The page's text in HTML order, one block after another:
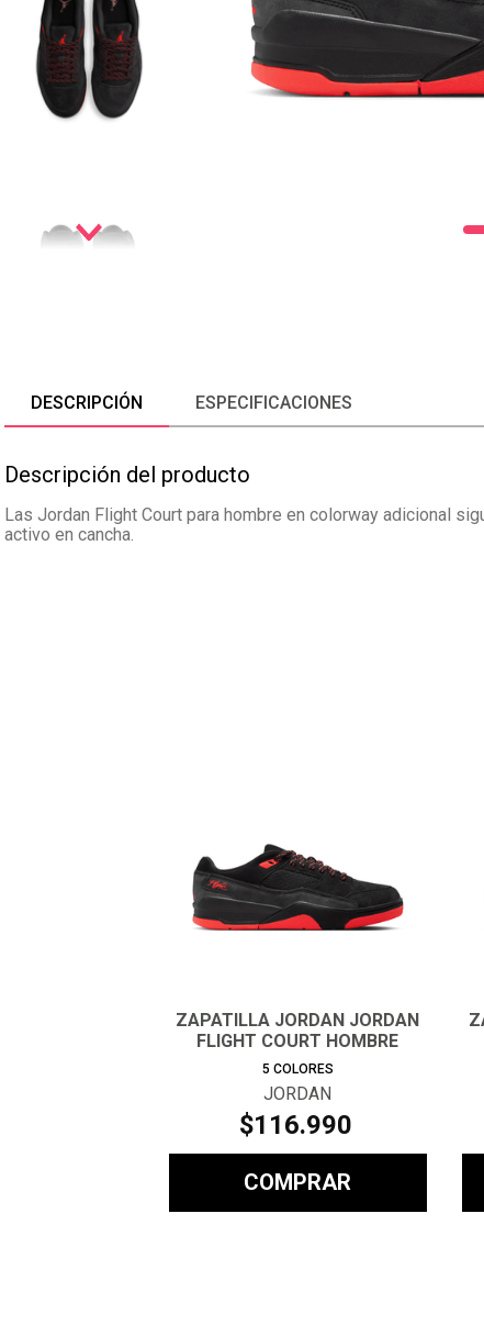
DESCRIPCIÓN ESPECIFICACIONES
Descripción del producto
Las Jordan Flight Court para hombre en colorway adicional
activo en cancha.
ZAPATILLA JORDAN JORDAN
FLIGHT COURT HOMBRE
5 COLORES
JORDAN
$116.990
COMPRAR